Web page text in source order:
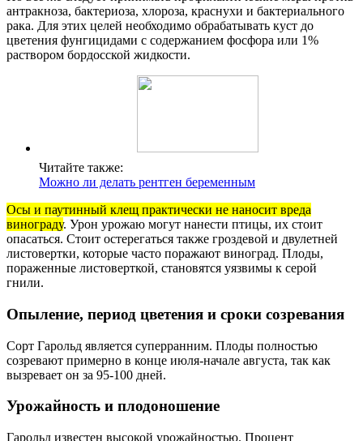
антракноза, бактериоза, хлороза, краснухи и бактериального
рака. Для этих целей необходимо обрабатывать куст до
цветения фунгицидами с содержанием фосфора или 1%
раствором бордосской жидкости.
Читайте также:
Можно ли делать рентген беременным
Осы и паутинный клещ практически не наносит вреда
винограду. Урон урожаю могут нанести птицы, их стоит
опасаться. Стоит остерегаться также гроздевой и двулетней
листовертки, которые часто поражают виноград. Плоды,
пораженные листоверткой, становятся уязвимы к серой
гнили.
Опыление, период цветения и сроки созревания
Сорт Гарольд является суперранним. Плоды полностью
созревают примерно в конце июля-начале августа, так как
вызревает он за 95-100 дней.
Урожайность и плодоношение
Гарольд известен высокой урожайностью. Процент